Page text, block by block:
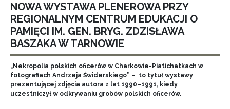
NOWA WYSTAWA PLENEROWA PRZY
REGIONALNYM CENTRUM EDUKACJI O
PAMIĘCI IM. GEN. BRYG. ZDZISŁAWA
BASZAKA W TARNOWIE
„Nekropolia polskich oficerów w Charkowie-Piatichatkach w
fotografiach Andrzeja Świderskiego” – to tytuł wystawy
prezentującej zdjęcia autora z lat 1990–1991, kiedy
uczestniczył w odkrywaniu grobów polskich oficerów.